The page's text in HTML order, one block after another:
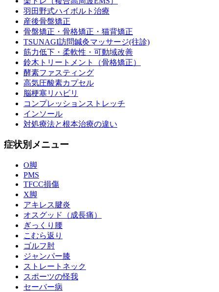
羽田野式ハイボルト治療
産後骨盤矯正
骨盤矯正・骨格矯正・猫背矯正
TSUNAGI訪問鍼灸マッサージ(往診)
筋力低下・柔軟性・可動域改善
鈴木トリートメント（骨格矯正）
酵素ファスティング
高気圧酸素カプセル
脳梗塞リハビリ
コンプレッションストレッチ
インソール
対処療法と根本治療の違い
症状別メニュー
O脚
PMS
TFCC損傷
X脚
アキレス腱炎
オスグッド（成長痛）
ぎっくり腰
こむら返り
ゴルフ肘
ジャンパー膝
ストレートネック
スポーツの怪我
セーバー病